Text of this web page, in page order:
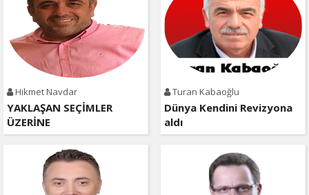
Hikmet Navdar
YAKLAŞAN SEÇİMLER
ÜZERİNE
Turan Kabaoğlu
Dünya Kendini Revizyona
aldı